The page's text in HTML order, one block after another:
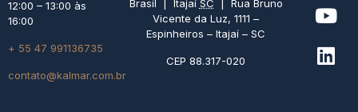
12:00 – 13:00 às
16:00
+ 55 47 991136735
contato@kalmar.com.br
Brasil | Itajaí SC | Rua Bruno
Vicente da Luz, 1111 –
Espinheiros – Itajaí – SC
CEP 88.317-020